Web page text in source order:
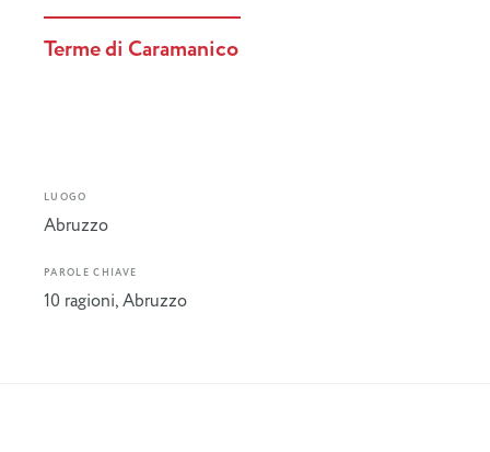
Terme di Caramanico
LUOGO
Abruzzo
PAROLE CHIAVE
10 ragioni,Abruzzo